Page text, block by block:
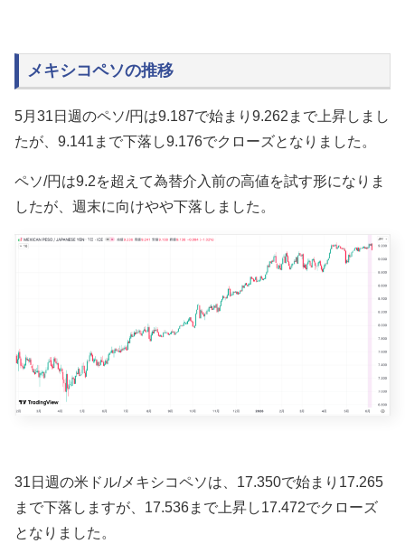
メキシコペソの推移
5月31日週のペソ/円は9.187で始まり9.262まで上昇しまし
たが、9.141まで下落し9.176でクローズとなりました。
ペソ/円は9.2を超えて為替介入前の高値を試す形になりま
したが、週末に向けやや下落しました。
31 日週の米ドル/メキシコペソは、17.350で始まり 17.265
まで下落しますが、17.536まで上昇し17.472でクローズ
となりました。